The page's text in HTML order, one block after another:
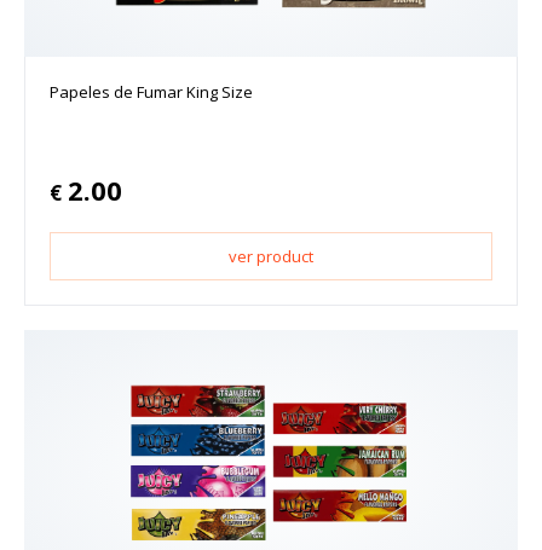
Papeles de Fumar King Size
€ 2.00
ver product